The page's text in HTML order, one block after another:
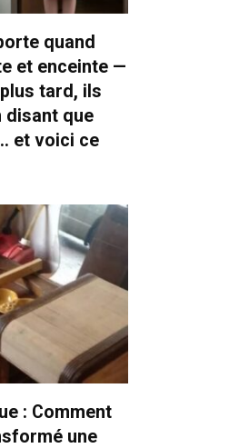
quand
et enceinte —
tard, ils
disant que
et voici ce
: Comment
une